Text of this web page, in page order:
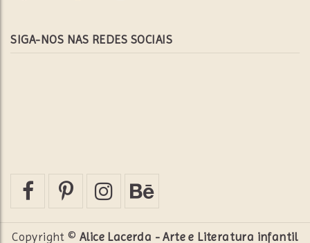
SIGA-NOS NAS REDES SOCIAIS
Copyright © Alice Lacerda - Arte e Literatura infantil